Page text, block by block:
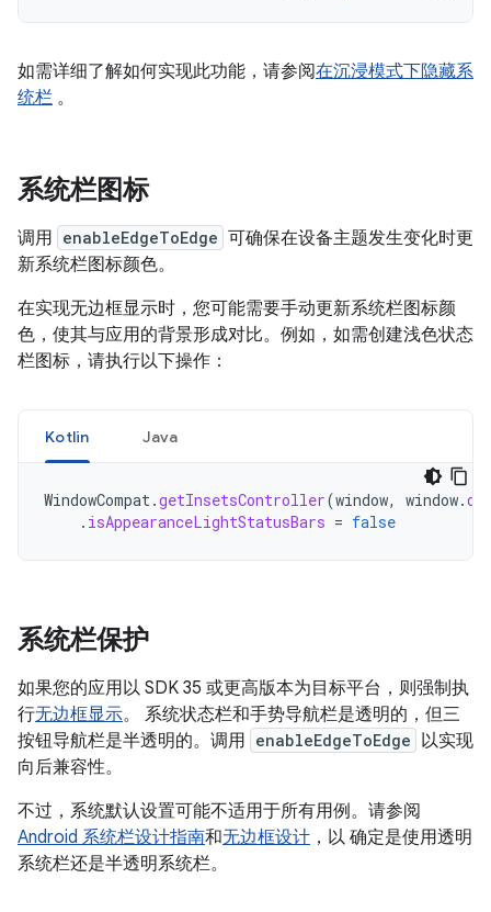
如需详细了解如何实现此功能，请参阅在沉浸模式下隐藏系
统栏 。
系统栏图标
调用 enableEdgeToEdge 可确保在设备主题发生变化时更
新系统栏图标颜色。
在实现无边框显示时，您可能需要手动更新系统栏图标颜
色，使其与应用的背景形成对比。例如，如需创建浅色状态
栏图标，请执行以下操作：
Kotlin Java
WindowCompat.getInsetsController(window, window.
. isAppearanceLightStatusBars = false
系统栏保护
如果您的应用以 SDK 35 或更高版本为目标平台，则强制执
行无边框显示。 系统状态栏和手势导航栏是透明的，但三
按钮导航栏是半透明的。调用 enableEdgeToEdge 以实现
向后兼容性。
不过，系统默认设置可能不适用于所有用例。请参阅
Android 系统栏设计指南和无边框设计 ，以 确定是使用透明
系统栏还是半透明系统栏。